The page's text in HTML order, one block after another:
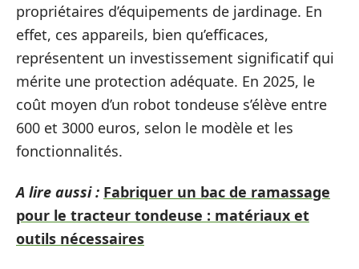
propriétaires d’équipements de jardinage. En
effet, ces appareils, bien qu’efficaces,
représentent un investissement significatif qui
mérite une protection adéquate. En 2025, le
coût moyen d’un robot tondeuse s’élève entre
600 et 3000 euros, selon le modèle et les
fonctionnalités.
A lire aussi : Fabriquer un bac de ramassage
pour le tracteur tondeuse : matériaux et
outils nécessaires